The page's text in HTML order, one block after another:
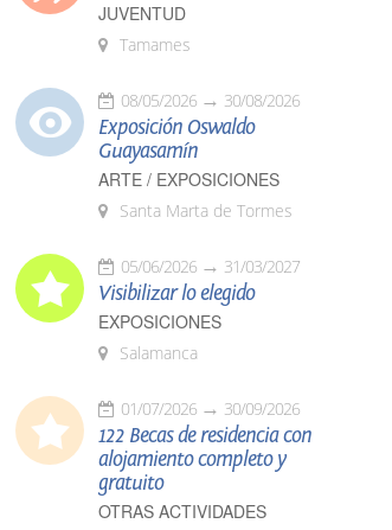
JUVENTUD
Tamames
08/05/2026 30/08/2026
Exposición Oswaldo
Guayasamín
ARTE / EXPOSICIONES
Santa Marta de Tormes
05/06/2026 31/03/2027
Visibilizar lo elegido
EXPOSICIONES
Salamanca
01/07/2026 30/09/2026
122 Becas de residencia con
alojamiento completo y
gratuito
OTRAS ACTIVIDADES